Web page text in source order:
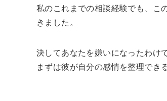
私のこれまでの相談経験でも、こ
きました。
決してあなたを嫌いになったわけ
まずは彼が自分の感情を整理でき